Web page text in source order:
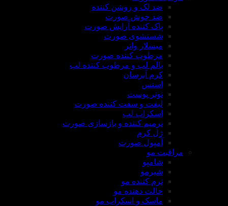
ضد لک و روشن کننده
ضد جوش صورت
پاک کننده آرایش صورت
شستشوی صورت
میسلار واتر
مرطوب کننده صورت
بالم لب و مرطوب کننده لب
کرم آبرسان
اسنس
تونر پوست
لیفت و سفت کننده صورت
اسکراب لب
ترمیم کننده و بازسازی صورت
ژل کرم
آمپول صورت
مراقبت مو
شامپو
شیرمو
نرم کننده مو
حالت دهنده مو
ماسک و اسکراب مو